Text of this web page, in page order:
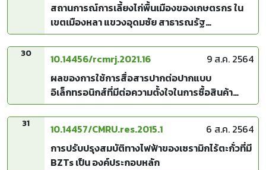
สถานการณ์การเลี้ยงไก่พื้นเมืองของเกษตรกร ใน
เขตเมืองหลา แขวงอุดมซัย สาธารณรัฐ
ประชาธิปไตยประชาชนลาว
30 10.14456/rcmrj.2021.16
9 ส.ค. 2564
ผลของการใช้การสื่อสารปากต่อปากแบบ
อิเล็กทรอนิกส์ที่มีต่อความตั้งใจในการซื้อสินค้า
ประเภทความงามและการเสริมสวย - กรณีศึกษา
แอปพลิเคชันไลน์บนมือถือ ในประเทศไทย
31 10.14457/CMRU.res.2015.1
6 ส.ค. 2564
การปรับปรุงสมบัติทางไฟฟ้าของเซรามิกไร้ตะกั่วที่มี
BZTs เป็น องค์ประกอบหลัก